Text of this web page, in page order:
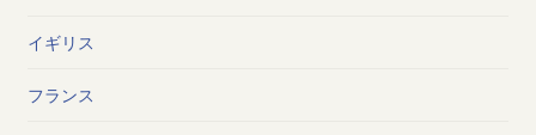
イギリス
フランス